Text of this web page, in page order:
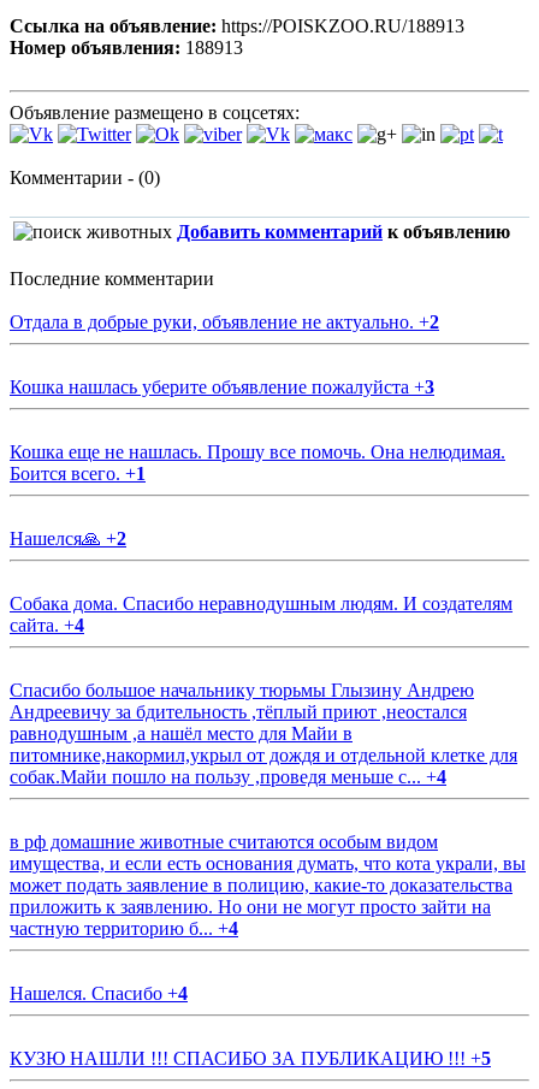
Ссылка на объявление: https://POISKZOO.RU/188913
Номер объявления: 188913
Объявление размещено в соцсетях:
Комментарии - (0)
Добавить комментарий к объявлению
Последние комментарии
Отдала в добрые руки, объявление не актуально. +2
Кошка нашлась уберите объявление пожалуйста +3
Кошка еще не нашлась. Прошу все помочь. Она нелюдимая.
Боится всего. +1
Нашелся🙏 +2
Собака дома. Спасибо неравнодушным людям. И создателям
сайта. +4
Спасибо большое начальнику тюрьмы Глызину Андрею
Андреевичу за бдительность ,тёплый приют ,неостался
равнодушным ,а нашёл место для Майи в
питомнике,накормил,укрыл от дождя и отдельной клетке для
собак.Майи пошло на пользу ,проведя меньше с... +4
в рф домашние животные считаются особым видом
имущества, и если есть основания думать, что кота украли, вы
может подать заявление в полицию, какие-то доказательства
приложить к заявлению. Но они не могут просто зайти на
частную территорию б... +4
Нашелся. Спасибо +4
КУЗЮ НАШЛИ !!! СПАСИБО ЗА ПУБЛИКАЦИЮ !!! +5